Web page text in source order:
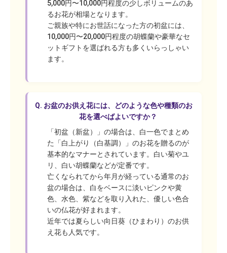
5,000円〜10,000円程度の少しボリュームのあ
るお花が相場となります。
ご親族や特にお世話になった方の初盆には、
10,000円〜20,000円程度の胡蝶蘭や豪華なセ
ットギフトを選ばれる方も多くいらっしゃい
ます。
Q. お盆のお供え花には、どのような色や種類のお
花を選べばよいですか？
「初盆（新盆）」の場合は、白一色でまとめ
た「白上がり（白基調）」のお花を贈るのが
基本的なマナーとされています。白い菊やユ
リ、白い胡蝶蘭などが定番です。
亡くなられてから年月が経っている通常のお
盆の場合は、白をベースに淡いピンクや黄
色、水色、紫などを取り入れた、優しい色合
いの仏花が好まれます。
近年では夏らしい向日葵（ひまわり）のお供
え花も人気です。